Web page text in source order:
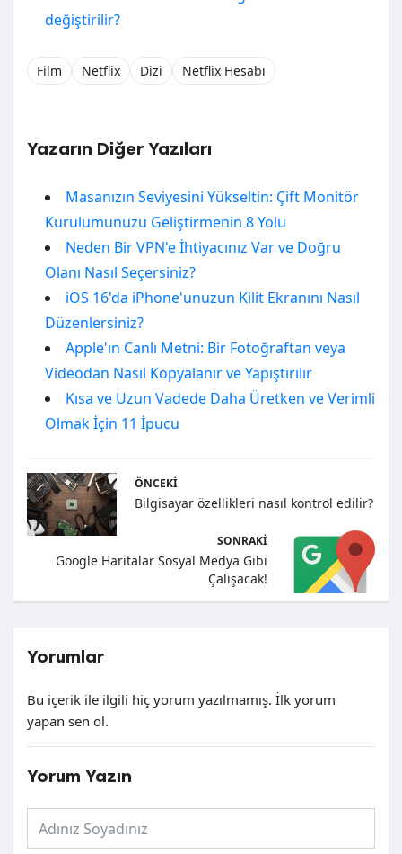
değiştirilir?
Film Netflix Dizi Netflix Hesabı
Yazarın Diğer Yazıları
Masanızın Seviyesini Yükseltin: Çift Monitör
Kurulumunuzu Geliştirmenin 8 Yolu
Neden Bir VPN'e İhtiyacınız Var ve Doğru
Olanı Nasıl Seçersiniz?
iOS 16'da iPhone'unuzun Kilit Ekranını Nasıl
Düzenlersiniz?
Apple'ın Canlı Metni: Bir Fotoğraftan veya
Videodan Nasıl Kopyalanır ve Yapıştırılır
Kısa ve Uzun Vadede Daha Üretken ve Verimli
Olmak İçin 11 İpucu
ÖNCEKI
Bilgisayar özellikleri nasıl kontrol edilir?
SONRAKI
Google Haritalar Sosyal Medya Gibi
Çalışacak!
Yorumlar
Bu içerik ile ilgili hiç yorum yazılmamış. İlk yorum
yapan sen ol.
Yorum Yazın